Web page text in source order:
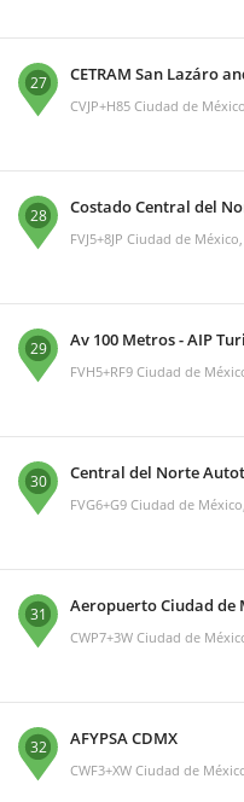
27 CETRAM San Lazáro
CVJP+H85 Ciudad de
28 Costado Central del
FVJ5+8JP Ciudad de
29 Av 100 Metros - AIP
FVH5+RF9 Ciudad de
30 Central del Norte
FVG6+G9 Ciudad de
31 Aeropuerto Ciudad de
CWP7+3W Ciudad de
32 AFYPSA CDMX
CWF3+XW Ciudad de